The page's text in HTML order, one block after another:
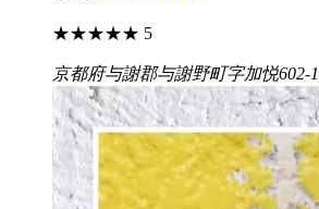
★★★★★ 5
京都府与謝郡与謝野町字加悦602-1